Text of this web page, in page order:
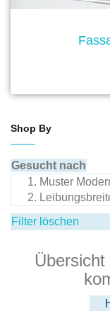
Shop By
Gesucht nach
Muster
Filter löschen